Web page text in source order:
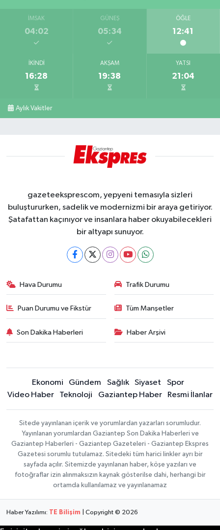
İMSAK
04:02
GÜNEŞ
05:34
ÖĞLE
12:41
İKINDI
16:28
AKŞAM
19:38
YATSI
21:04
Aylık Vakitler
gazeteeksprescom, yepyeni temasıyla sizleri
buluştururken, sadelik ve modernizmi bir araya getiriyor.
Şatafattan kaçınıyor ve insanlara haber okuyabilecekleri
bir altyapı sunuyor.
Hava Durumu Trafik Durumu
Puan Durumu ve Fikstür Tüm Manşetler
Son Dakika Haberleri Haber Arşivi
Ekonomi Gündem Sağlık Siyaset
Spor
Video Haber
Teknoloji Gaziantep Haber Resmi İlanlar
Sitede yayınlanan içerik ve yorumlardan yazarları sorumludur.
Yayınlanan yorumlardan Gaziantep Son Dakika Haberleri ve
Gaziantep Haberleri - Gaziantep Gazeteleri - Gaziantep Ekspres
Gazetesi sorumlu tutulamaz. Sitedeki tüm harici linkler ayrı bir
sayfada açılır. Sitemizde yayınlanan haber, köşe yazıları ve
fotoğraflar izin alınmaksızın kaynak gösterilse dahi, herhangi bir
ortamda kullanılamaz ve yayınlanamaz
Haber Yazılımı: TE Bilişim | Copyright © 2026